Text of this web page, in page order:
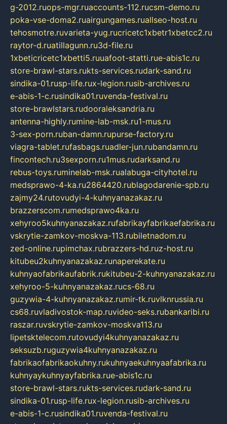
g-2012.ruops-mgr.ruaccounts-112.rucsm-demo.ru
poka-vse-doma2.ruairgungames.ruallseo-host.ru
tehosmotre.ruvarieta-yug.rucricetc1xbetr1xbetcc2.ru
raytor-d.ruatillagunn.ru3d-file.ru
1xbeticricetc1xbetti5.ruuafoot-statti.rue-abis1c.ru
store-brawl-stars.rukts-services.rudark-sand.ru
sindika-01.rusp-life.rux-legion.rusib-archives.ru
e-abis-1-c.rusindika01.ruvenda-festival.ru
store-brawlstars.rudooraleksandria.ru
antenna-highly.rumine-lab-msk.ru1-mus.ru
3-sex-porn.ruban-damn.rupurse-factory.ru
viagra-tablet.rufasbags.ruadler-jun.rubandamn.ru
fincontech.ru3sexporn.ru1mus.rudarksand.ru
rebus-toys.ruminelab-msk.rualabuga-cityhotel.ru
medsprawo-4-ka.ru2864420.rublagodarenie-spb.ru
zajmy24.rutovudyi-4-kuhnyanazakaz.ru
brazzerscom.rumedsprawo4ka.ru
xehyroo5kuhnyanazakaz.rufabrikayfabrikaefabrika.ru
vskrytie-zamkov-moskva-113.rubiletnadom.ru
zed-online.rupimchax.rubrazzers-hd.ruz-host.ru
kitubeu2kuhnyanazakaz.runaperekate.ru
kuhnyaofabrikaufabrik.rukitubeu-2-kuhnyanazakaz.ru
xehyroo-5-kuhnyanazakaz.rucs-68.ru
guzywia-4-kuhnyanazakaz.rumir-tk.ruvlknrussia.ru
cs68.ruvladivostok-map.ruvideo-seks.rubankaribi.ru
raszar.ruvskrytie-zamkov-moskva113.ru
lipetsktelecom.rutovudyi4kuhnyanazakaz.ru
seksuzb.ruguzywia4kuhnyanazakaz.ru
fabrikaofabrikaokuhny.rukuhnyaekuhnyaafabrika.ru
kuhnyaykuhnyayfabrika.rue-abis1c.ru
store-brawl-stars.rukts-services.rudark-sand.ru
sindika-01.rusp-life.rux-legion.rusib-archives.ru
e-abis-1-c.rusindika01.ruvenda-festival.ru